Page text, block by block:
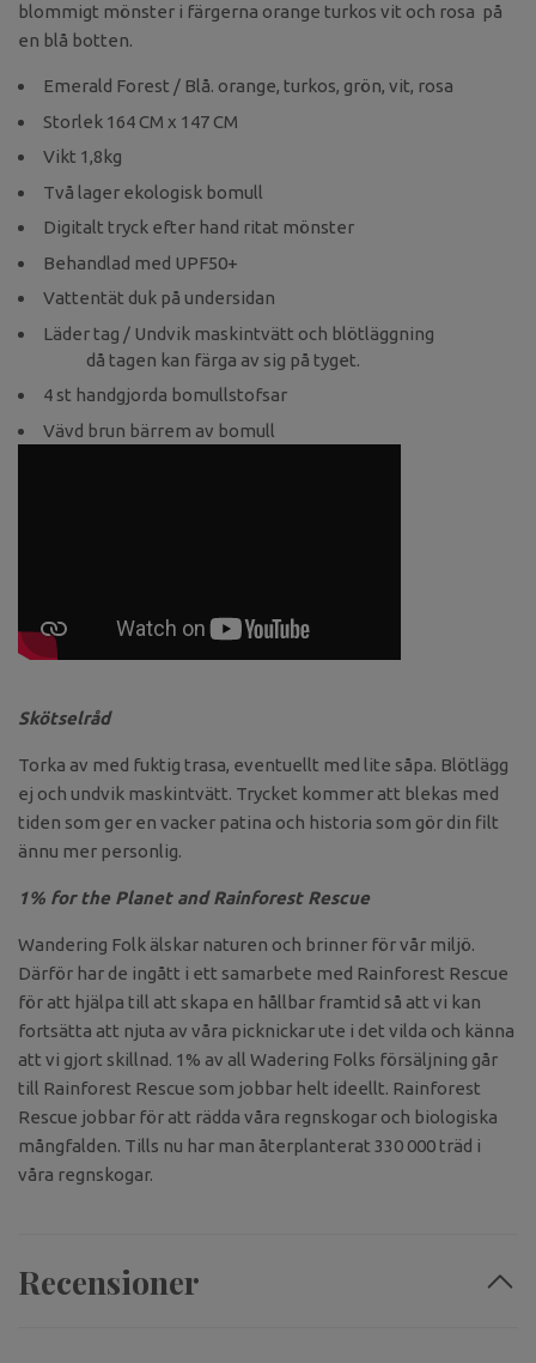
blommigt mönster i färgerna orange turkos vit och rosa på
en blå botten.
Emerald Forest / Blå. orange, turkos, grön, vit, rosa
Storlek 164 CM x 147 CM
Vikt 1,8kg
Två lager ekologisk bomull
Digitalt tryck efter hand ritat mönster
Behandlad med UPF50+
Vattentät duk på undersidan
Läder tag / Undvik maskintvätt och blötläggning
då tagen kan färga av sig på tyget.
4 st handgjorda bomullstofsar
Vävd brun bärrem av bomull
Skötselråd
Torka av med fuktig trasa, eventuellt med lite såpa. Blötlägg
ej och undvik maskintvätt. Trycket kommer att blekas med
tiden som ger en vacker patina och historia som gör din filt
ännu mer personlig.
1% for the Planet and Rainforest Rescue
Wandering Folk älskar naturen och brinner för vår miljö.
Därför har de ingått i ett samarbete med Rainforest Rescue
för att hjälpa till att skapa en hållbar framtid så att vi kan
fortsätta att njuta av våra picknickar ute i det vilda och känna
att vi gjort skillnad. 1% av all Wadering Folks försäljning går
till Rainforest Rescue som jobbar helt ideellt. Rainforest
Rescue jobbar för att rädda våra regnskogar och biologiska
mångfalden. Tills nu har man återplanterat 330 000 träd i
våra regnskogar.
Recensioner